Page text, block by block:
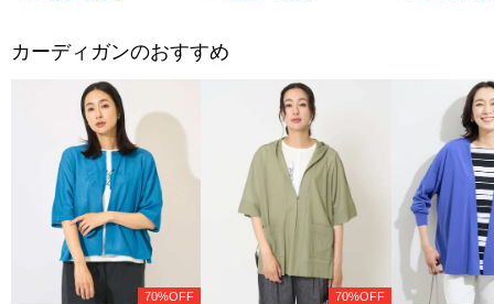
カーディガンのおすすめ
70%OFF 70%OFF